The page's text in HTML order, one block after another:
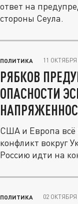
ответ на
стороны Сеула.
ПОЛИТИКА 11 ОКТЯБРЯ
РЯБКОВ
ОПАСНОСТИ
США и Европа всё
конфликт вокруг
Россию идти на
ПОЛИТИКА 02 ОКТЯБРЯ